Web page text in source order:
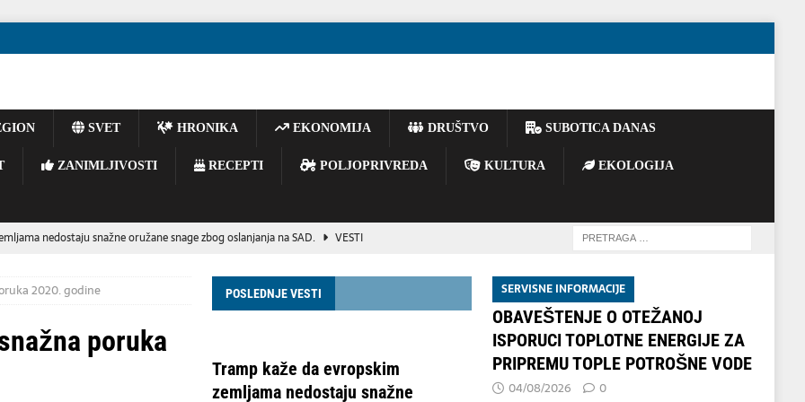
SVET HRONIKA EKONOMIJA DRUŠTVO SUBOTICA DANAS
ZANIMLJIVOSTI RECEPTI POLJOPRIVREDA KULTURA EKOLOGIJA
nedostaju snažne oružane snage zbog oslanjanja na SAD.
VESTI
reorganizaciji ruskog vojnog vrha
POLITIKA
ukrajinskog izvoza gvozdene rude, navodi se u izveštaju.
će insistirati na poništavanju odluka visokog predstavnika
2020. godine
poruka
POSLEDNJE VESTI
Tramp kaže da evropskim
zemljama nedostaju snažne
SERVISNE INFORMACIJE
OBAVEŠTENJE O OTEŽANOJ
ISPORUCI TOPLOTNE ENERGIJE ZA
PRIPREMU TOPLE POTROŠNE VODE
04/08/2026 0